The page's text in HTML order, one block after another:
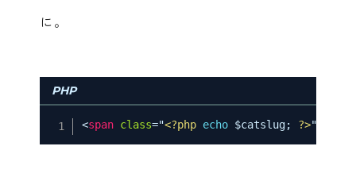
に。
PHP
<span class="<?php echo $catslug; ?>"